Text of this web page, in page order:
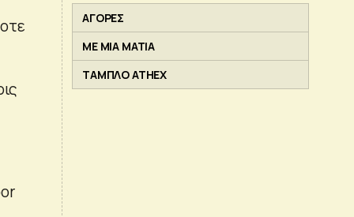
ΑΓΟΡΕΣ
ΜΕ ΜΙΑ ΜΑΤΙΑ
ΤΑΜΠΛΟ ATHEX